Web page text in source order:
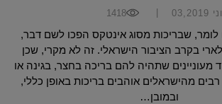
03,2019
1418
לומר, שבריכות מסוג אינטקס הפכו לשם דבר,
בקרב הציבור הישראלי. זה לא מקרי, שכן
מעוניינים שתהיה להם בריכה בחצר, בגינה או
מהישראלים אוהבים בריכות באופן כללי,
ובמובן…